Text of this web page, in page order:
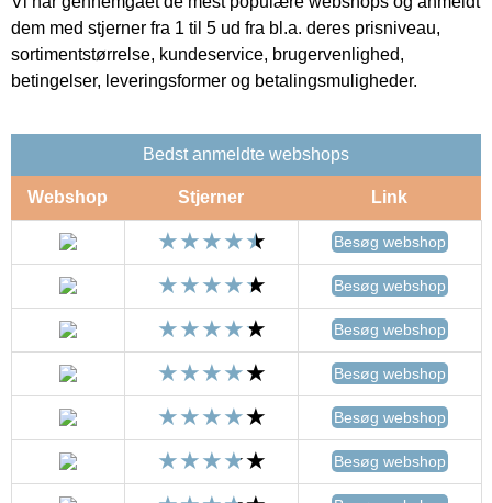
dem med stjerner fra 1 til 5 ud fra bl.a. deres prisniveau,
sortimentstørrelse, kundeservice, brugervenlighed,
betingelser, leveringsformer og betalingsmuligheder.
Bedst anmeldte webshops
Webshop Stjerner Link
Besøg webshop
Besøg webshop
Besøg webshop
Besøg webshop
Besøg webshop
Besøg webshop